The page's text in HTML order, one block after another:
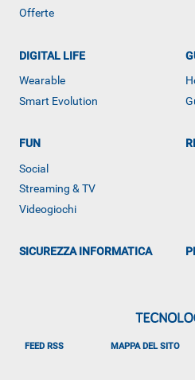
ALTRO
Offerte
DIGITAL LIFE
Wearable
Smart Evolution
FUN
Social
Streaming & TV
Videogiochi
SICUREZZA INFORMATICA
FEED RSS MAPPA DEL SITO